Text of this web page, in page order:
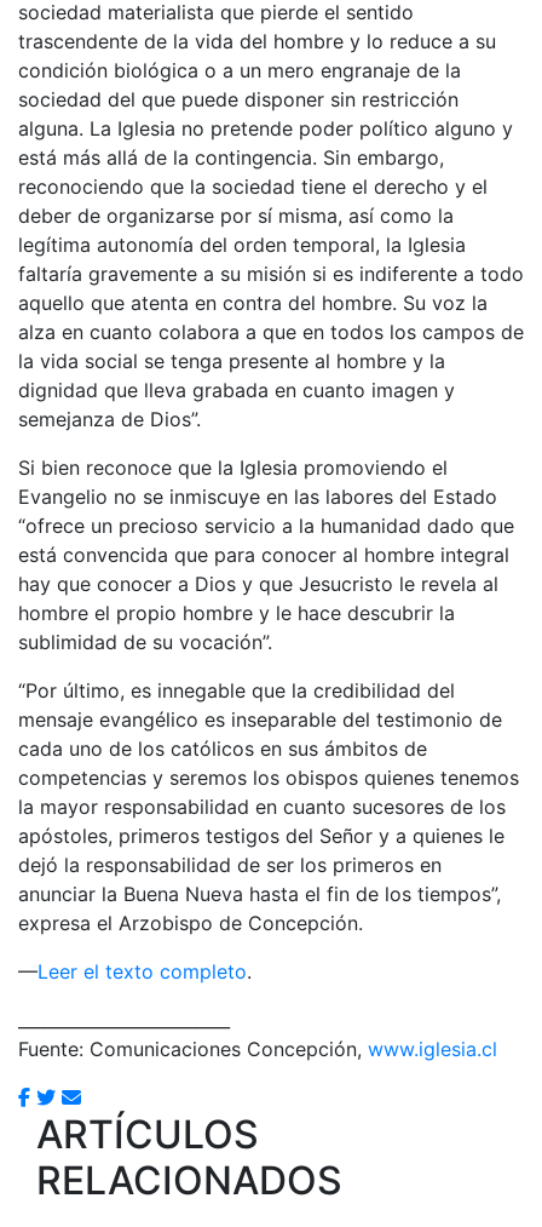
sociedad materialista que pierde el sentido
trascendente de la vida del hombre y lo reduce a su
condición biológica o a un mero engranaje de la
sociedad del que puede disponer sin restricción
alguna. La Iglesia no pretende poder político alguno y
está más allá de la contingencia. Sin embargo,
reconociendo que la sociedad tiene el derecho y el
deber de organizarse por sí misma, así como la
legítima autonomía del orden temporal, la Iglesia
faltaría gravemente a su misión si es indiferente a todo
aquello que atenta en contra del hombre. Su voz la
alza en cuanto colabora a que en todos los campos de
la vida social se tenga presente al hombre y la
dignidad que lleva grabada en cuanto imagen y
semejanza de Dios”.
Si bien reconoce que la Iglesia promoviendo el
Evangelio no se inmiscuye en las labores del Estado
“ofrece un precioso servicio a la humanidad dado que
está convencida que para conocer al hombre integral
hay que conocer a Dios y que Jesucristo le revela al
hombre el propio hombre y le hace descubrir la
sublimidad de su vocación”.
“Por último, es innegable que la credibilidad del
mensaje evangélico es inseparable del testimonio de
cada uno de los católicos en sus ámbitos de
competencias y seremos los obispos quienes tenemos
la mayor responsabilidad en cuanto sucesores de los
apóstoles, primeros testigos del Señor y a quienes le
dejó la responsabilidad de ser los primeros en
anunciar la Buena Nueva hasta el fin de los tiempos”,
expresa el Arzobispo de Concepción.
—Leer el texto completo.
Fuente: Comunicaciones Concepción, www.iglesia.cl
ARTÍCULOS
RELACIONADOS